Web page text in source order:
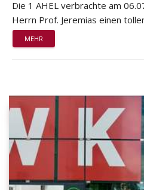
Die 1 AHEL verbrachte am
Herrn Prof. Jeremias einen
MEHR